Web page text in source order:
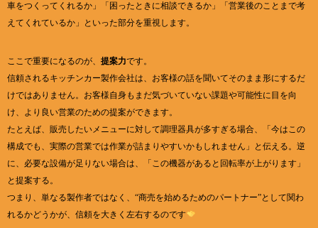
車をつくってくれるか」「困ったときに相談できるか」「営業後のことまで考
えてくれているか」といった部分を重視します。
ここで重要になるのが、 提案力です。
信頼されるキッチンカー製作会社は、お客様の話を聞いてそのまま形にするだ
けではありません。お客様自身もまだ気づいていない課題や可能性に目を向
け、より良い営業のための提案ができます。
たとえば、販売したいメニューに対して調理器具が多すぎる場合、「今はこの
構成でも、実際の営業では作業が詰まりやすいかもしれません」と伝える。逆
に、必要な設備が足りない場合は、「この機器があると回転率が上がります」
と提案する。
つまり、単なる製作者ではなく、“商売を始めるためのパートナー”として関わ
れるかどうかが、信頼を大きく左右するのです